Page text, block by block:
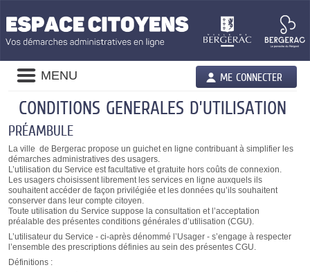
Liste
des
MENU ME CONNECTER
CONDITIONS GENERALES D’UTILISATION
PRÉAMBULE
La ville de Bergerac propose un guichet en ligne contribuant à simplifier les
démarches administratives des usagers.
L’utilisation du Service est facultative et gratuite hors coûts de connexion.
Les usagers choisissent librement les services en ligne auxquels ils
souhaitent accéder de façon privilégiée et les données qu’ils souhaitent
conserver dans leur compte citoyen.
Toute utilisation du Service suppose la consultation et l’acceptation
préalable des présentes conditions générales d’utilisation (CGU).
L’utilisateur du Service - ci-après dénommé l’Usager - s’engage à respecter
l’ensemble des prescriptions définies au sein des présentes CGU.
Définitions :